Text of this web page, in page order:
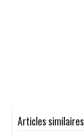
Articles similaires